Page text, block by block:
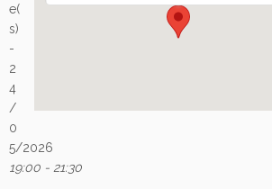
e(
s)
-
2
4
/
0
5/2026
19:00 - 21:30